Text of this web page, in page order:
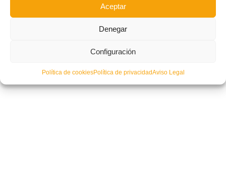
Aceptar
Denegar
Configuración
Política de cookiesPolítica de privacidadAviso Legal
El ADN valenciano sigue contando para España Sub-19